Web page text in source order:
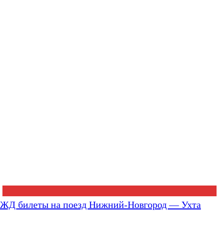
ЖД билеты на поезд Нижний-Новгород — Ухта